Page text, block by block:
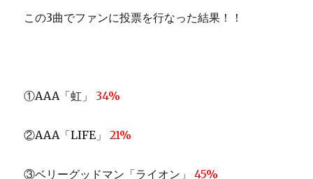
この3曲でファンに投票を行なった結果！！
①AAA「虹」 34%
②AAA「LIFE」 21%
③ベリーグッドマン「ライオン」45%